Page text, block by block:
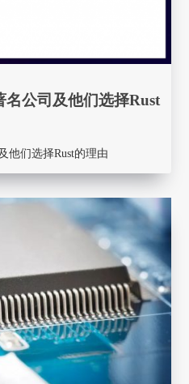
名公司及他们选择Rust
他们选择Rust的理由